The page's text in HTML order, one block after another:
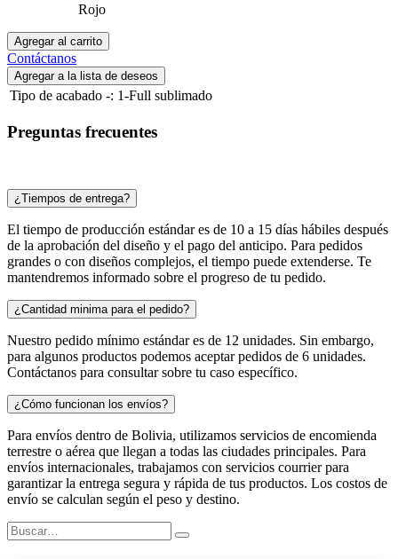
Rojo
Agregar al carrito
Contáctanos
Agregar a la lista de deseos
Tipo de acabado -: 1-Full sublimado
Preguntas frecuentes
¿Tiempos de entrega?
El tiempo de producción estándar es de 10 a 15 días hábiles después
de la aprobación del diseño y el pago del anticipo. Para pedidos
grandes o con diseños complejos, el tiempo puede extenderse. Te
mantendremos informado sobre el progreso de tu pedido.
¿Cantidad minima para el pedido?
Nuestro pedido mínimo estándar es de 12 unidades. Sin embargo,
para algunos productos podemos aceptar pedidos de 6 unidades.
Contáctanos para consultar sobre tu caso específico.
¿Cómo funcionan los envíos?
Para envíos dentro de Bolivia, utilizamos servicios de encomienda
terrestre o aérea que llegan a todas las ciudades principales. Para
envíos internacionales, trabajamos con servicios courrier para
garantizar la entrega segura y rápida de tus productos. Los costos de
envío se calculan según el peso y destino.